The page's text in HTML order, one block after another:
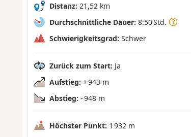
Distanz: 21,52 km
Durchschnittliche Dauer: 8:50 Std.
Schwierigkeitsgrad: Schwer
Zurück zum Start: Ja
Aufstieg: + 943 m
Abstieg: - 948 m
Höchster Punkt: 1 932 m